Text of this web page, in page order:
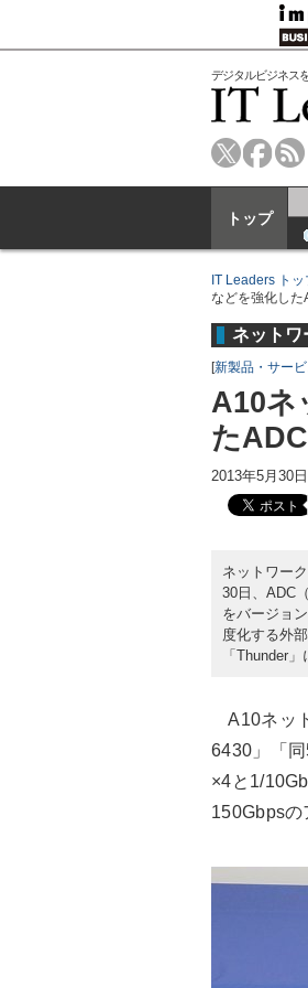
デジタルビジネス
トップ
IT Leaders トッ
などを強化し
ネットワ
[新製品・サー
A10ネ
た
2013年5月30
ネットワー
30日、ADC
をバージョ
度化する外
「Thunder」
A10ネッ
6430」「
×4と1/
150Gbpsの